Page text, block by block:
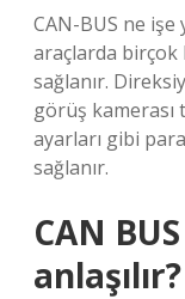
CAN-BUS ne
araçlarda
sağlanır.
görüş
ayarları gibi
sağlanır.
CAN
anlaşılır?